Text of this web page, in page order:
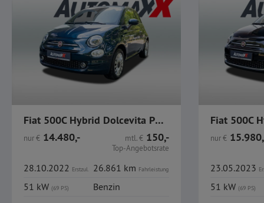
Fiat 500C Hybrid Dolcevita PDC CarPlay Teilleder
nur€ 14.480,- mtl.€ 150,-
Top-Angebotsrate
28.10.2022 Erstzul. 26.861 km Fahrleistung
51 kW (69 PS) Benzin
nur€
23.05.2023
51 kW (69 PS)